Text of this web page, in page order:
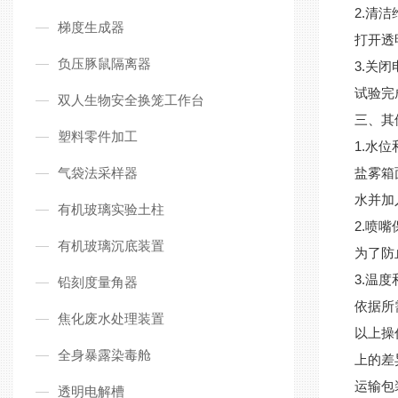
梯度生成器
负压豚鼠隔离器
双人生物安全换笼工作台
塑料零件加工
气袋法采样器
有机玻璃实验土柱
有机玻璃沉底装置
铅刻度量角器
焦化废水处理装置
全身暴露染毒舱
透明电解槽
2.清洁
打开透
3.关闭
试验完
三、
1.水位
盐雾箱
水并
2.喷嘴
为了
3.温度
依据所
以上
上的
运输包